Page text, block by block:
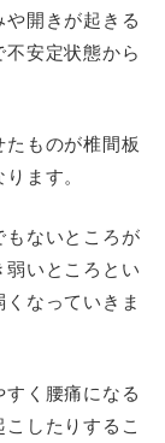
開きが起きる
安定状態から
ものが椎間板
ます。
もないところが
いところとい
なっていきま
く腰痛になる
したりするこ